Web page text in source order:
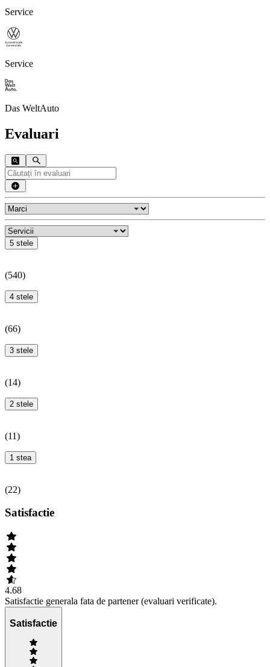
Service
Service
Das WeltAuto
Evaluari
5 stele
(540)
4 stele
(66)
3 stele
(14)
2 stele
(11)
1 stea
(22)
Satisfactie
4.68
Satisfactie generala fata de partener (evaluari verificate).
Satisfactie